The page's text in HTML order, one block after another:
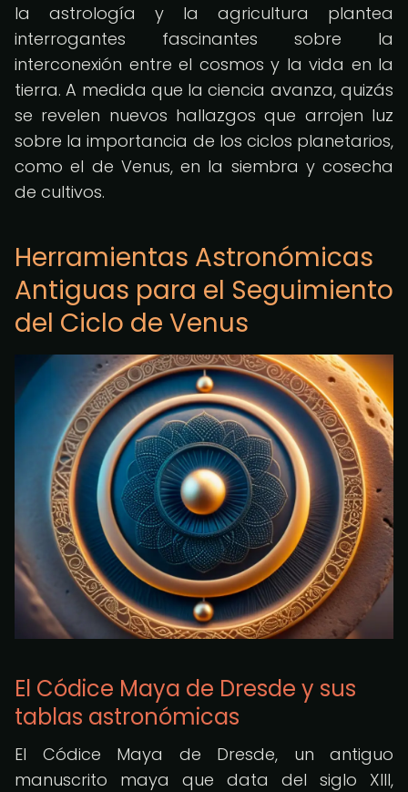
la astrología y la agricultura plantea
interrogantes fascinantes sobre la
interconexión entre el cosmos y la vida en la
tierra. A medida que la ciencia avanza, quizás
se revelen nuevos hallazgos que arrojen luz
sobre la importancia de los ciclos planetarios,
como el de Venus, en la siembra y cosecha
de cultivos.
Herramientas Astronómicas
Antiguas para el Seguimiento
del Ciclo de Venus
El Códice Maya de Dresde y sus
tablas astronómicas
El Códice Maya de Dresde, un antiguo
manuscrito maya que data del siglo XIII,